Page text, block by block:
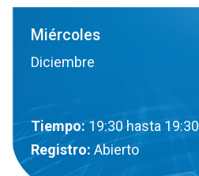
Miércoles
Diciembre
Tiempo:19:30 hasta 19:30
Registro: Abierto